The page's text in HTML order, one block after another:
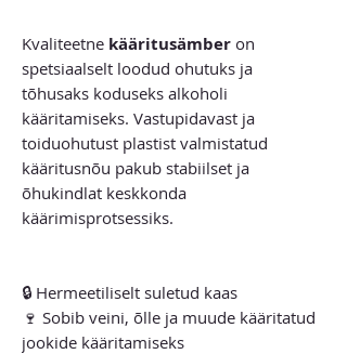
Kvaliteetne kääritusämber on
spetsiaalselt loodud ohutuks ja
tõhusaks koduseks alkoholi
kääritamiseks. Vastupidavast ja
toiduohutust plastist valmistatud
kääritusnõu pakub stabiilset ja
õhukindlat keskkonda
käärimisprotsessiks.
🔒 Hermeetiliselt suletud kaas
🍷 Sobib veini, õlle ja muude kääritatud
jookide kääritamiseks